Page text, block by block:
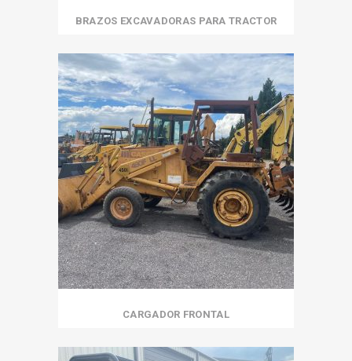
BRAZOS EXCAVADORAS PARA TRACTOR
CARGADOR FRONTAL